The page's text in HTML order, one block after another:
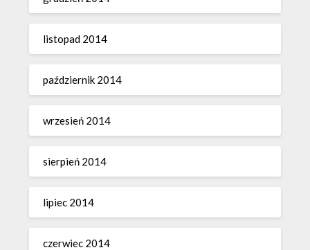
listopad 2014
październik 2014
wrzesień 2014
sierpień 2014
lipiec 2014
czerwiec 2014